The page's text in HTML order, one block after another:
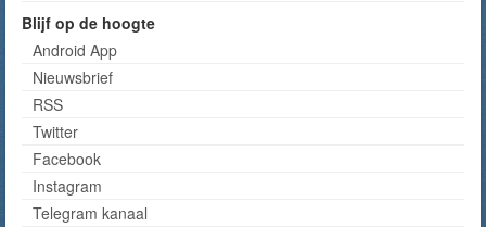
Blijf op de hoogte
Android App
Nieuwsbrief
RSS
Twitter
Facebook
Instagram
Telegram kanaal